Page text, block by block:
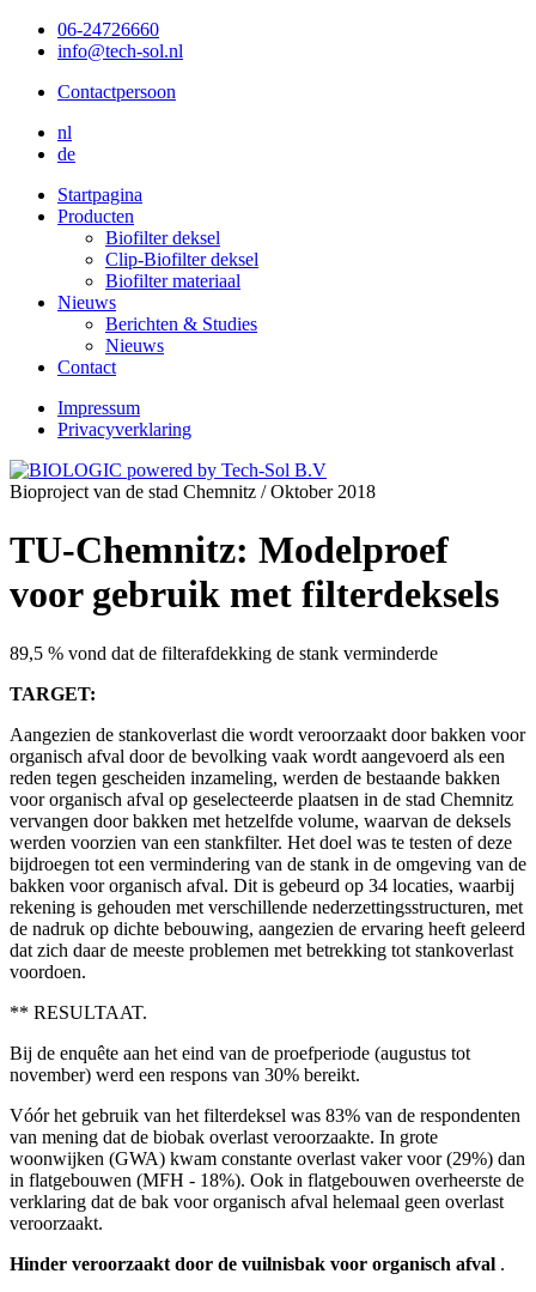
06-24726660
info@tech-sol.nl
Contactpersoon
nl
de
Startpagina
Producten
Biofilter deksel
Clip-Biofilter deksel
Biofilter materiaal
Nieuws
Berichten & Studies
Nieuws
Contact
Impressum
Privacyverklaring
Bioproject van de stad Chemnitz / Oktober 2018
TU-Chemnitz: Modelproef
voor gebruik met filterdeksels
89,5 % vond dat de filterafdekking de stank verminderde
TARGET:
Aangezien de stankoverlast die wordt veroorzaakt door bakken voor
organisch afval door de bevolking vaak wordt aangevoerd als een
reden tegen gescheiden inzameling, werden de bestaande bakken
voor organisch afval op geselecteerde plaatsen in de stad Chemnitz
vervangen door bakken met hetzelfde volume, waarvan de deksels
werden voorzien van een stankfilter. Het doel was te testen of deze
bijdroegen tot een vermindering van de stank in de omgeving van de
bakken voor organisch afval. Dit is gebeurd op 34 locaties, waarbij
rekening is gehouden met verschillende nederzettingsstructuren, met
de nadruk op dichte bebouwing, aangezien de ervaring heeft geleerd
dat zich daar de meeste problemen met betrekking tot stankoverlast
voordoen.
** RESULTAAT.
Bij de enquête aan het eind van de proefperiode (augustus tot
november) werd een respons van 30% bereikt.
Vóór het gebruik van het filterdeksel was 83% van de respondenten
van mening dat de biobak overlast veroorzaakte. In grote
woonwijken (GWA) kwam constante overlast vaker voor (29%) dan
in flatgebouwen (MFH - 18%). Ook in flatgebouwen overheerste de
verklaring dat de bak voor organisch afval helemaal geen overlast
veroorzaakt.
Hinder veroorzaakt door de vuilnisbak voor organisch afval .